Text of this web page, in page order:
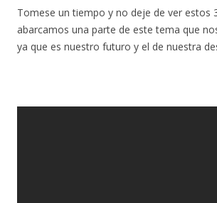
Tomese un tiempo y no deje de ver estos
abarcamos una parte de este tema que
ya que es nuestro futuro y el de nuestra